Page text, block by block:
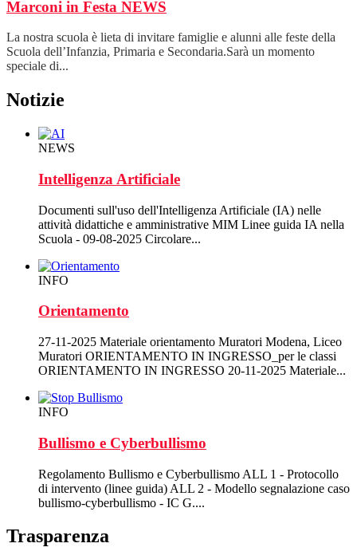
Marconi in Festa NEWS
La nostra scuola è lieta di invitare famiglie e alunni alle feste della
Scuola dell’Infanzia, Primaria e Secondaria.Sarà un momento
speciale di...
Notizie
NEWS
Intelligenza Artificiale
Documenti sull'uso dell'Intelligenza Artificiale (IA) nelle
attività didattiche e amministrative MIM Linee guida IA nella
Scuola - 09-08-2025 Circolare...
INFO
Orientamento
27-11-2025 Materiale orientamento Muratori Modena, Liceo
Muratori ORIENTAMENTO IN INGRESSO_per le classi
ORIENTAMENTO IN INGRESSO 20-11-2025 Materiale...
INFO
Bullismo e Cyberbullismo
Regolamento Bullismo e Cyberbullismo ALL 1 - Protocollo
di intervento (linee guida) ALL 2 - Modello segnalazione caso
bullismo-cyberbullismo - IC G....
Trasparenza